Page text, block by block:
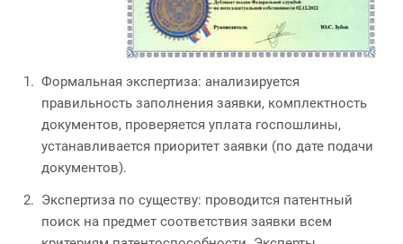
Формальная экспертиза: анализируется
правильность заполнения заявки, комплектность
документов, проверяется уплата госпошлины,
устанавливается приоритет заявки (по дате подачи
документов).
Экспертиза по существу: проводится патентный
поиск на предмет соответствия заявки всем